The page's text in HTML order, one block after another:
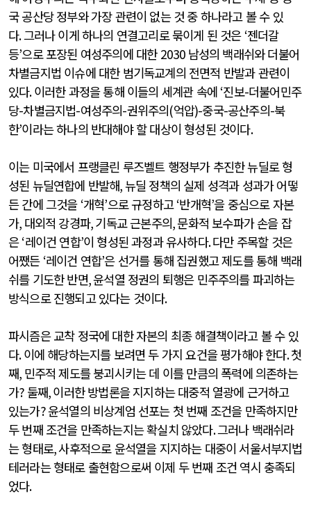
국 공산당 정부와 가장 관련이 없는 것 중 하나라고 볼 수 있
다.그러나 이게 하나의 연결고리로 묶이게 된 것은 ‘젠더갈
등’으로 포장된 여성주의에 대한 2030 남성의 백래쉬와 더불어
차별금지법 이슈에 대한 범기독교계의 전면적 반발과 관련이
있다.이러한 과정을 통해 이들의 세계관 속에 ‘진보-더불어민주
당-차별금지법-여성주의-권위주의(억압)-중국-공산주의-북
한’이라는 하나의 반대해야 할 대상이 형성된 것이다.
이는 미국에서 프랭클린 루즈벨트 행정부가 추진한 뉴딜로 형
성된 뉴딜연합에 반발해,뉴딜 정책의 실제 성격과 성과가 어떻
든 간에 그것을 ‘개혁’으로 규정하고‘반개혁’을 중심으로 자본
가, 대외적 강경파,기독교 근본주의,문화적 보수파가 손을 잡
은‘레이건 연합’이 형성된 과정과 유사하다.다만 주목할 것은
어쨌든 ‘레이건 연합’은 선거를 통해 집권했고 제도를 통해 백래
쉬를 기도한 반면,윤석열 정권의 퇴행은 민주주의를 파괴하는
방식으로 진행되고 있다는 것이다.
파시즘은 교착 정국에 대한 자본의 최종 해결책이라고 볼 수 있
다.이에 해당하는지를 보려면 두 가지 요건을 평가해야 한다.첫
째, 민주적 제도를 붕괴시키는 데 이를 만큼의 폭력에 의존하는
가? 둘째,이러한 방법론을 지지하는 대중적 열광에 근거하고
있는가?윤석열의 비상계엄 선포는 첫 번째 조건을 만족하지만
두 번째 조건을 만족하는지는 확실치 않았다.그러나 백래쉬라
는 형태로,사후적으로 윤석열을 지지하는 대중이 서울서부지법
테러라는 형태로 출현함으로써 이제 두 번째 조건 역시 충족되
었다.